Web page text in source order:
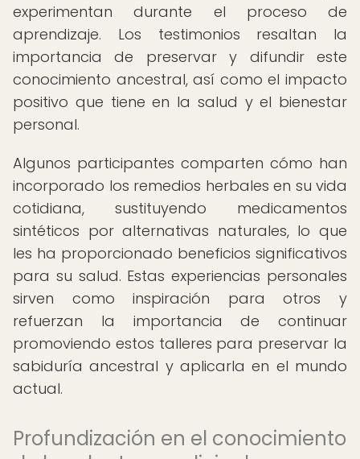
experimentan durante el proceso de
aprendizaje. Los testimonios resaltan la
importancia de preservar y difundir este
conocimiento ancestral, así como el impacto
positivo que tiene en la salud y el bienestar
personal.
Algunos participantes comparten cómo han
incorporado los remedios herbales en su vida
cotidiana, sustituyendo medicamentos
sintéticos por alternativas naturales, lo que
les ha proporcionado beneficios significativos
para su salud. Estas experiencias personales
sirven como inspiración para otros y
refuerzan la importancia de continuar
promoviendo estos talleres para preservar la
sabiduría ancestral y aplicarla en el mundo
actual.
Profundización en el conocimiento